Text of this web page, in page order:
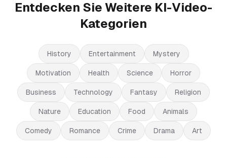
Entdecken Sie Weitere KI-Video-
Kategorien
History Entertainment Mystery
Motivation Health Science Horror
Business Technology Fantasy Religion
Nature Education Food Animals
Comedy Romance Crime Drama Art